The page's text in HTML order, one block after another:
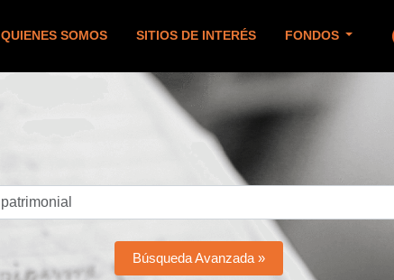
QUIENES SOMOS SITIOS DE INTERÉS FONDOS
Búsqueda Avanzada »